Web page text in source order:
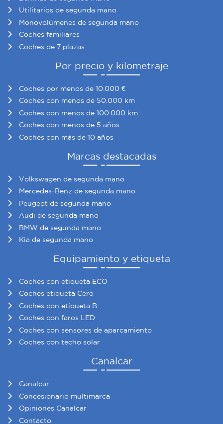
Utilitarios de segunda mano
Monovolúmenes de segunda mano
Coches familiares
Coches de 7 plazas
Por precio y kilometraje
Coches por menos de 10.000 €
Coches con menos de 50.000 km
Coches con menos de 100.000 km
Coches con menos de 5 años
Coches con más de 10 años
Marcas destacadas
Volkswagen de segunda mano
Mercedes-Benz de segunda mano
Peugeot de segunda mano
Audi de segunda mano
BMW de segunda mano
Kia de segunda mano
Equipamiento y etiqueta
Coches con etiqueta ECO
Coches etiqueta Cero
Coches con etiqueta B
Coches con faros LED
Coches con sensores de aparcamiento
Coches con techo solar
Canalcar
Canalcar
Concesionario multimarca
Opiniones Canalcar
Contacto